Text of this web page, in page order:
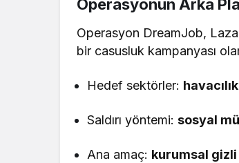
Operasyonun Arka
Operasyon DreamJob,
bir casusluk kampanyası
Hedef sektörler:
Saldırı yöntemi:sosyal
Ana amaç: kurumsal